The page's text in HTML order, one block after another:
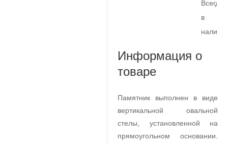
Всегда
в
Информация о
товаре
Памятник выполнен в виде
вертикальной овальной
стелы, установленной на
прямоугольном основании.